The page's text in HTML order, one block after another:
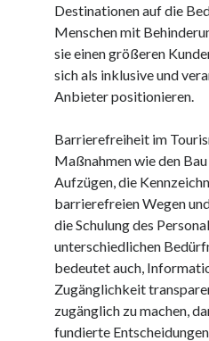
September 2024
August 2024
Juli 2024
Juni 2024
Mai 2024
März 2024
Februar 2024
Januar 2024
Dezember 2023
November 2023
Kategorien
barrierefreie website
Destinationen auf die
Menschen mit
sie einen größeren
sich als inklusive und
Anbieter positionieren.
Barrierefreiheit im
Maßnahmen wie den
Aufzügen, die
barrierefreien Wegen
die Schulung des
unterschiedlichen
bedeutet auch,
Zugänglichkeit
zugänglich zu machen,
fundierte